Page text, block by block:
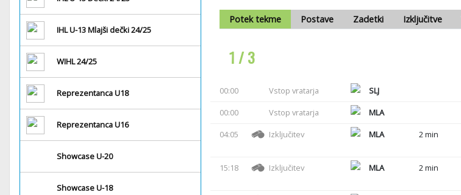
IHL U-13 Mlajši dečki 24/25
WIHL 24/25
Reprezentanca U18
Reprezentanca U16
Showcase U-20
Showcase U-18
Potek tekme Postave Zadetki Izključitve
1 / 3
00:00 Vstop vratarja SLJ
00:00
Vstop vratarja MLA
04:05
Izključitev MLA 2 min
15:18 Izključitev MLA 2 min